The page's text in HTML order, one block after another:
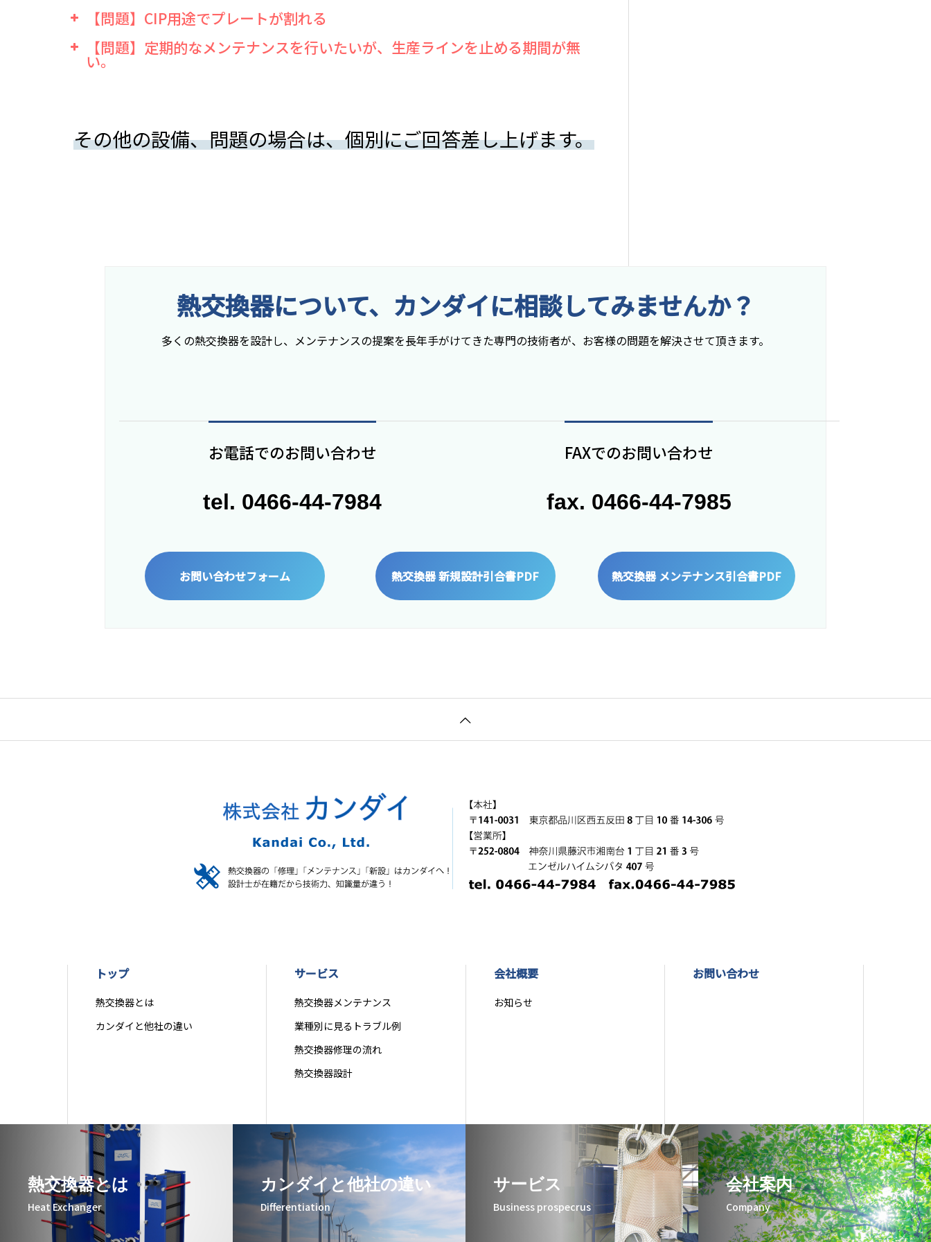
【問題】CIP用途でプレートが割れる
原因
洗浄液を蒸気加熱しており、洗浄液が凝縮しプレートに影響を与え、ピンホ
【問題】定期的なメンテナンスを行いたいが、生産ラインを止める期間が無
い。
その他の設備、問題の場合は、個別にご回答差し上げます。
熱交換器について、カンダイに相談してみませんか？
多くの熱交換器を設計し、メンテナンスの提案を長年手がけてきた専門の技術者が、お客様の問題を解決させて頂きます。
お電話でのお問い合わせ
tel. 0466-44-7984
FAXでのお問い合わせ
fax. 0466-44-7985
お問い合わせフォーム 熱交換器 新規設計引合書PDF 熱交換器 メンテナンス引合書PDF
トップ
熱交換器とは
カンダイと他社の違い
サービス
熱交換器メンテナンス
業種別に見るトラブル例
熱交換器修理の流れ
熱交換器設計
会社概要
お知らせ
お問い合わせ
熱交換器とは
Heat Exchanger
カンダイと他社の違い
Differentiation
サービス
Business prospecrus
会社案内
Company